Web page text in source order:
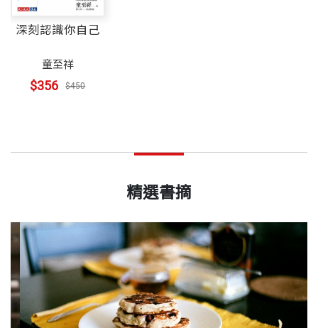
深刻認識你自己
童至祥
$356 $450
精選書摘